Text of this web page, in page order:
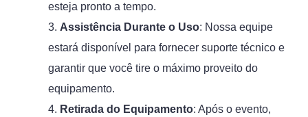
esteja pronto a tempo.
3. Assistência Durante o Uso: Nossa equipe
estará disponível para fornecer suporte técnico e
garantir que você tire o máximo proveito do
equipamento.
4. Retirada do Equipamento: Após o evento,